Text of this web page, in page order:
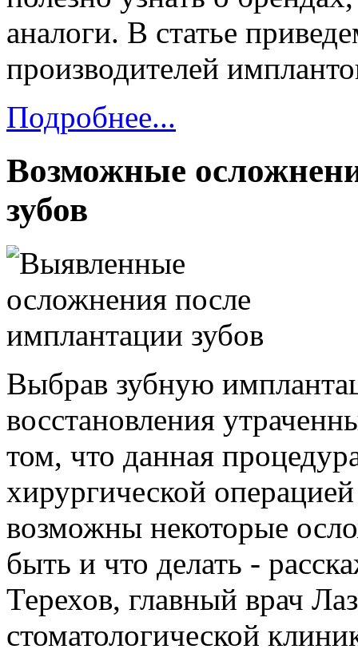
аналоги. В статье
производителей
Подробнее...
Возможные
зубов
Выбрав зубную
восстановления
том, что данная
хирургической
возможны некоторые
быть и что делать -
Терехов, главный врач
стоматологической